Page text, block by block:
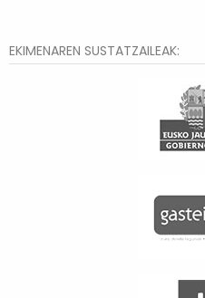
EKIMENAREN SUSTATZAILEAK: